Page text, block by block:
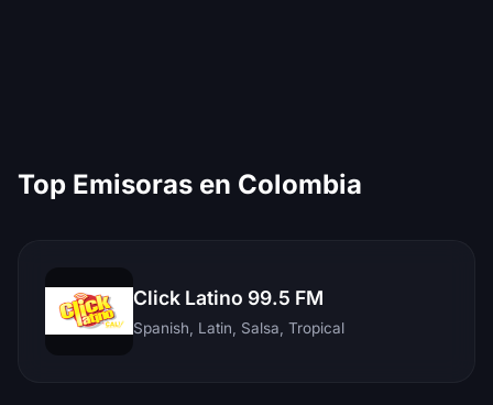
Top Emisoras en Colombia
Click Latino 99.5 FM
Spanish, Latin, Salsa, Tropical